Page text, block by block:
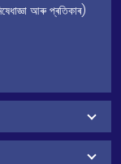
আৰু প্ৰতিকাৰ)